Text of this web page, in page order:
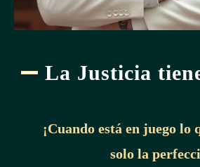
establecer ulteriores requisitos a tomar
REGISTRO Y
La Justicia
¡Cuando está en juego lo
solo la